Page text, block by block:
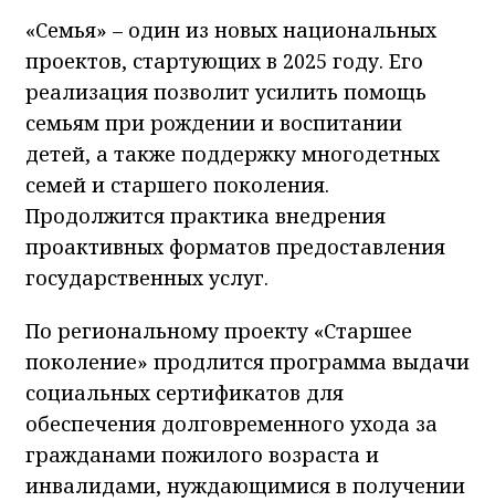
«Семья» – один из новых национальных
проектов, стартующих в 2025 году. Его
реализация позволит усилить помощь
семьям при рождении и воспитании
детей, а также поддержку многодетных
семей и старшего поколения.
Продолжится практика внедрения
проактивных форматов предоставления
государственных услуг.
По региональному проекту «Старшее
поколение» продлится программа выдачи
социальных сертификатов для
обеспечения долговременного ухода за
гражданами пожилого возраста и
инвалидами, нуждающимися в получении